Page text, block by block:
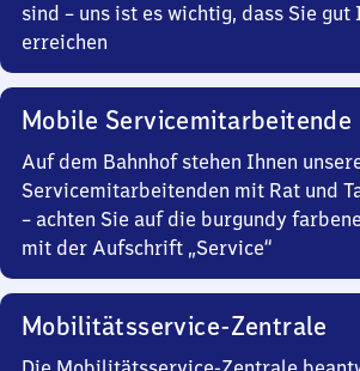
sind – uns ist es wichtig, dass Sie
erreichen
Mobile Servicemitarbeitende
Auf dem Bahnhof stehen Ihnen
Servicemitarbeitenden mit Rat und
– achten Sie auf die burgundy
mit der Aufschrift „Service“
Mobilitätsservice-Zentrale